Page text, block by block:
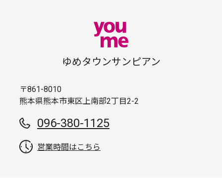
ゆめタウンサンピアン
〒861-8010
熊本県熊本市東区上南部2丁目2-2
096-380-1125
営業時間はこちら